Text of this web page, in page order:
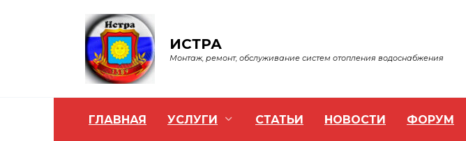
ИСТРА
Монтаж, ремонт, обслуживание систем отопления водоснабжения
ГЛАВНАЯ УСЛУГИ СТАТЬИ НОВОСТИ ФОРУМ